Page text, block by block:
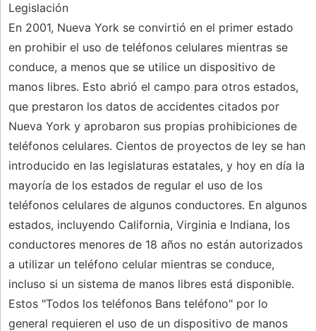
Legislación
En 2001, Nueva York se convirtió en el primer estado
en prohibir el uso de teléfonos celulares mientras se
conduce, a menos que se utilice un dispositivo de
manos libres. Esto abrió el campo para otros estados,
que prestaron los datos de accidentes citados por
Nueva York y aprobaron sus propias prohibiciones de
teléfonos celulares. Cientos de proyectos de ley se han
introducido en las legislaturas estatales, y hoy en día la
mayoría de los estados de regular el uso de los
teléfonos celulares de algunos conductores. En algunos
estados, incluyendo California, Virginia e Indiana, los
conductores menores de 18 años no están autorizados
a utilizar un teléfono celular mientras se conduce,
incluso si un sistema de manos libres está disponible.
Estos "Todos los teléfonos Bans teléfono" por lo
general requieren el uso de un dispositivo de manos